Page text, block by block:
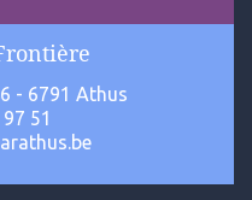
- 6791 Athus
51